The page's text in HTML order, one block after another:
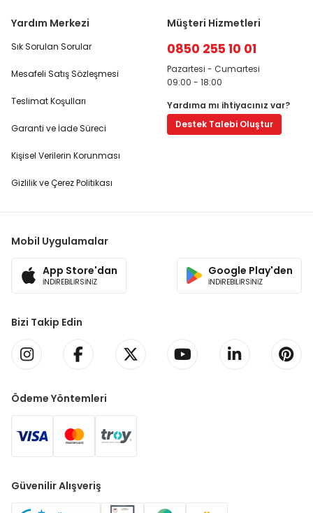
Yardım Merkezi
Sık Sorulan Sorular
Mesafeli Satış Sözleşmesi
Teslimat Koşulları
Garanti ve İade Süreci
Kişisel Verilerin Korunması
Gizlilik ve Çerez Politikası
Müşteri Hizmetleri
0850 255 10 01
Pazartesi - Cumartesi
09:00 - 18:00
Yardıma mı ihtiyacınız var?
Destek Talebi Oluştur
Mobil Uygulamalar
App Store'dan
İNDİREBİLİRSİNİZ
Google Play'den
İNDİREBİLİRSİNİZ
Bizi Takip Edin
Ödeme Yöntemleri
Güvenilir Alışveriş